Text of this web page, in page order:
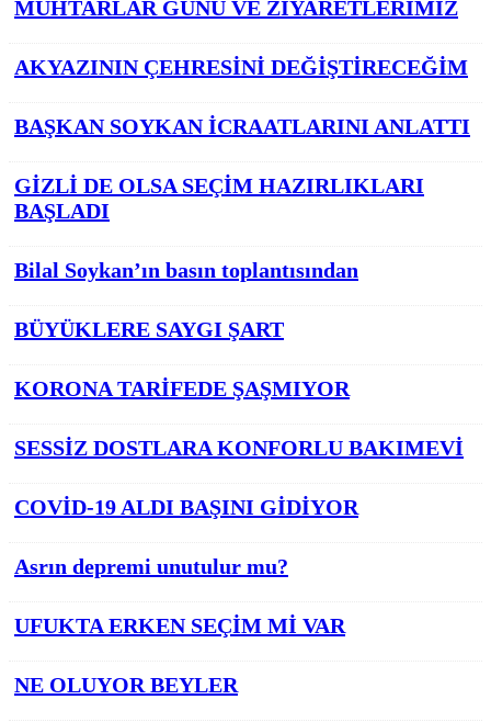
MUHTARLAR GÜNÜ VE ZİYARETLERİMİZ
AKYAZININ ÇEHRESİNİ DEĞİŞTİRECEĞİM
BAŞKAN SOYKAN İCRAATLARINI ANLATTI
GİZLİ DE OLSA SEÇİM HAZIRLIKLARI
BAŞLADI
Bilal Soykan’ın basın toplantısından
BÜYÜKLERE SAYGI ŞART
KORONA TARİFEDE ŞAŞMIYOR
SESSİZ DOSTLARA KONFORLU BAKIMEVİ
COVİD-19 ALDI BAŞINI GİDİYOR
Asrın depremi unutulur mu?
UFUKTA ERKEN SEÇİM Mİ VAR
NE OLUYOR BEYLER